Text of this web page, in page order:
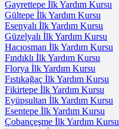
Gayrettepe İlk Yardım Kursu
Gültepe İlk Yardım Kursu
Esenyalı İlk Yardım Kursu
Güzelyalı İlk Yardım Kursu
Hacıosman İlk Yardım Kursu
Fındıklı İlk Yardım Kursu
Florya İlk Yardım Kursu
Fıstıkağaç İlk Yardım Kursu
Fikirtepe İlk Yardım Kursu
Eyüpsultan İlk Yardım Kursu
Esentepe İlk Yardım Kursu
Çobançeşme İlk Yardım Kursu